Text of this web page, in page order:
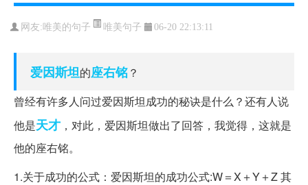
网友: 唯美的句子 唯美句子 06-20 22:13:11
爱因斯坦的座右铭？
曾经有许多人问过爱因斯坦成功的秘诀是什么？还有人说
他是天才 ，对此，爱因斯坦做出了回答，我觉得，这就是
他的座右铭。
1.关于成功的公式：爱因斯坦的成功公式:W＝X＋Y＋Z 其